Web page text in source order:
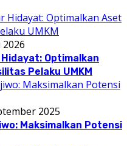
2026
Optimalkan
Pelaku UMKM
2025
Maksimalkan Potensi